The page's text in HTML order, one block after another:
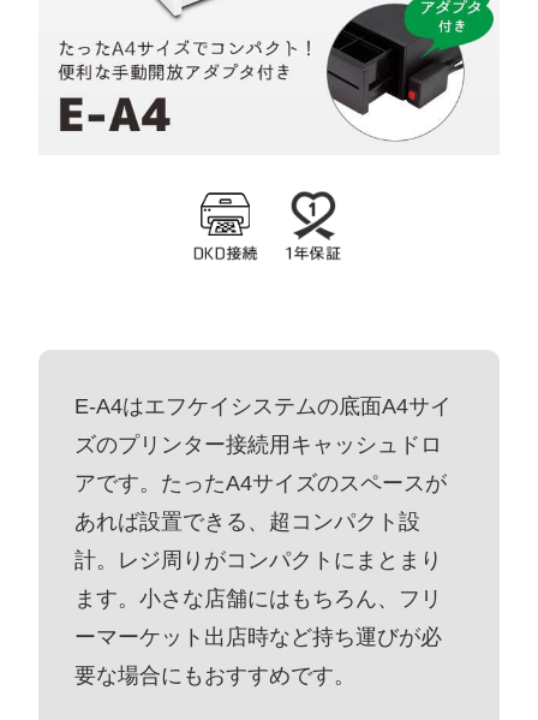
E-A4はエフケイシステムの底面A4サイ
ズのプリンター接続用キャッシュドロ
アです。たったA4サイズのスペースが
あれば設置できる、超コンパクト設
計。レジ周りがコンパクトにまとまり
ます。小さな店舗にはもちろん、フリ
ーマーケット出店時など持ち運びが必
要な場合にもおすすめです。